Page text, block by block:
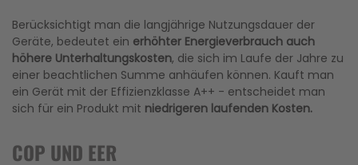
Berücksichtigt man die langjährige Nutzungsdauer der
Geräte, bedeutet ein erhöhter Energieverbrauch auch
höhere Unterhaltungskosten, die sich im Laufe der Jahre zu
einer beachtlichen Summe anhäufen können. Kauft man
ein Gerät mit der Effizienzklasse A++ - entscheidet man
sich für ein Produkt mit niedrigeren laufenden Kosten.
COP UND EER